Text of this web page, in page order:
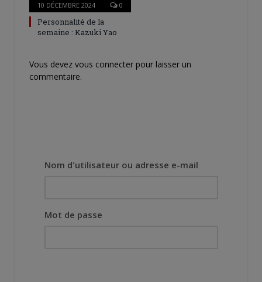
10 DÉCEMBRE 2024 0
Personnalité de la
semaine : Kazuki Yao
Vous devez vous connecter pour laisser un
commentaire.
Nom d'utilisateur ou adresse e-mail
Mot de passe